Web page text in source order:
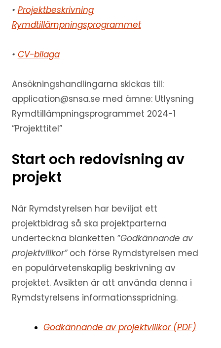
• Projektbeskrivning
Rymdtillämpningsprogrammet
• CV-bilaga
Ansökningshandlingarna skickas till:
application@snsa.se med ämne: Utlysning
Rymdtillämpningsprogrammet 2024-1
”Projekttitel”
Start och redovisning av
projekt
När Rymdstyrelsen har beviljat ett
projektbidrag så ska projektparterna
underteckna blanketten ”Godkännande av
projektvillkor”och förse Rymdstyrelsen med
en populärvetenskaplig beskrivning av
projektet. Avsikten är att använda denna i
Rymdstyrelsens informationsspridning.
Godkännande av projektvillkor (PDF)